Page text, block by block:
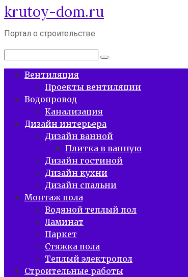
Перейти
к
контенту
krutoy-dom.ru
Портал о строительстве
Поиск:
Вентиляция
Проекты вентиляции
Водопровод
Канализация
Дизайн интерьера
Дизайн ванной
Плитка в ванную
Дизайн гостиной
Дизайн кухни
Дизайн спальни
Монтаж пола
Водяной теплый пол
Ламинат
Паркет
Стяжка пола
Теплый электропол
Строительные работы